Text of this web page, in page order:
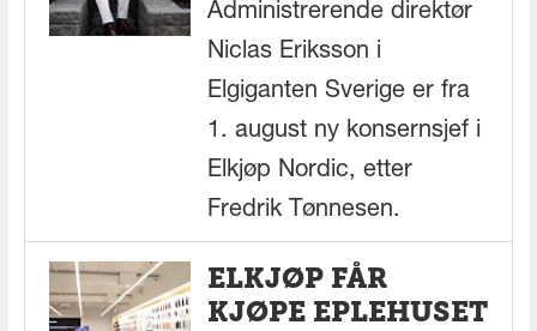
Administrerende direktør
Niclas Eriksson i
Elgiganten Sverige er fra
1. august ny konsernsjef i
Elkjøp Nordic, etter
Fredrik Tønnesen.
ELKJØP FÅR
KJØPE EPLEHUSET